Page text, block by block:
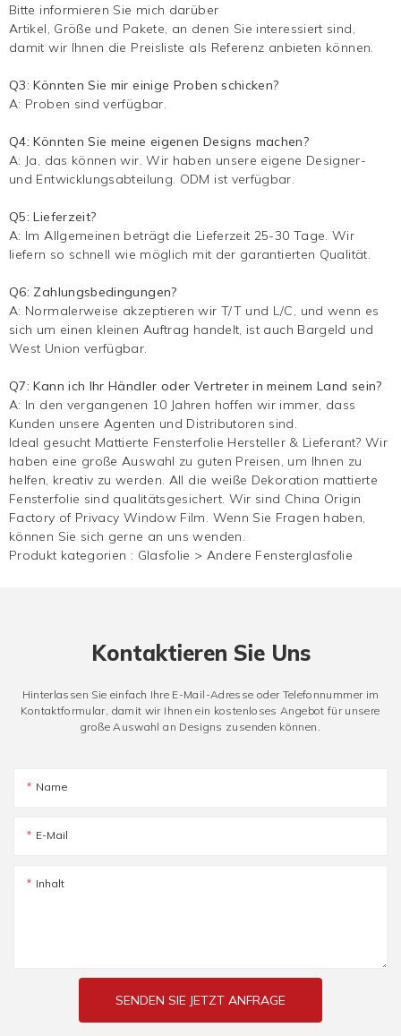
Bitte informieren Sie mich darüber
Artikel, Größe und Pakete, an denen Sie interessiert sind,
damit wir Ihnen die Preisliste als Referenz anbieten können.
Q3: Könnten Sie mir einige Proben schicken?
A: Proben sind verfügbar.
Q4: Könnten Sie meine eigenen Designs machen?
A: Ja, das können wir. Wir haben unsere eigene Designer-
und Entwicklungsabteilung. ODM ist verfügbar.
Q5: Lieferzeit?
A: Im Allgemeinen beträgt die Lieferzeit 25-30 Tage. Wir
liefern so schnell wie möglich mit der garantierten Qualität.
Q6: Zahlungsbedingungen?
A: Normalerweise akzeptieren wir T/T und L/C, und wenn es
sich um einen kleinen Auftrag handelt, ist auch Bargeld und
West Union verfügbar.
Q7: Kann ich Ihr Händler oder Vertreter in meinem Land sein?
A: In den vergangenen 10 Jahren hoffen wir immer, dass
Kunden unsere Agenten und Distributoren sind.
Ideal gesucht Mattierte Fensterfolie Hersteller & Lieferant? Wir
haben eine große Auswahl zu guten Preisen, um Ihnen zu
helfen, kreativ zu werden. All die weiße Dekoration mattierte
Fensterfolie sind qualitätsgesichert. Wir sind China Origin
Factory of Privacy Window Film. Wenn Sie Fragen haben,
können Sie sich gerne an uns wenden.
Produkt kategorien : Glasfolie > Andere Fensterglasfolie
Kontaktieren Sie Uns
Hinterlassen Sie einfach Ihre E-Mail-Adresse oder Telefonnummer im
Kontaktformular, damit wir Ihnen ein kostenloses Angebot für unsere
große Auswahl an Designs zusenden können.
Name
E-Mail
Inhalt
SENDEN SIE JETZT ANFRAGE